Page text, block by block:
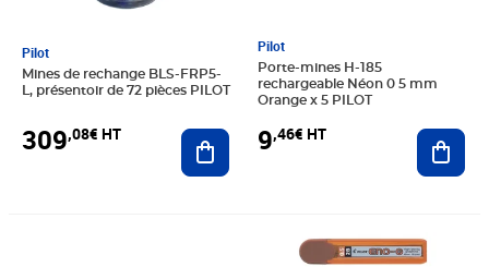
Pilot
Mines de rechange BLS-FRP5-
L, présentoir de 72 pièces PILOT
309,08€ HT Ajouter au panier
Pilot
Porte-mines H-185
rechargeable Néon 0 5 mm
Orange x 5 PILOT
9,46€ HT
Prix 7,52€ HT